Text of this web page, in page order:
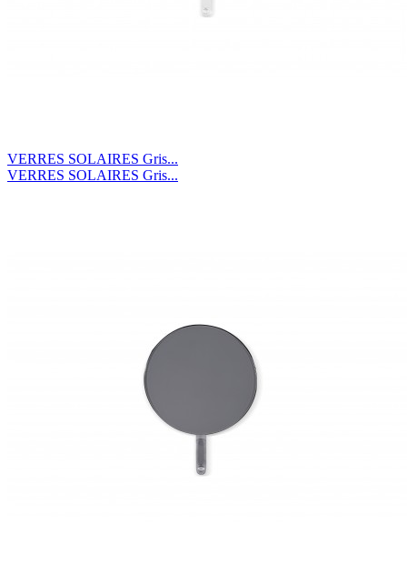
VERRES SOLAIRES Gris...
VERRES SOLAIRES Gris...